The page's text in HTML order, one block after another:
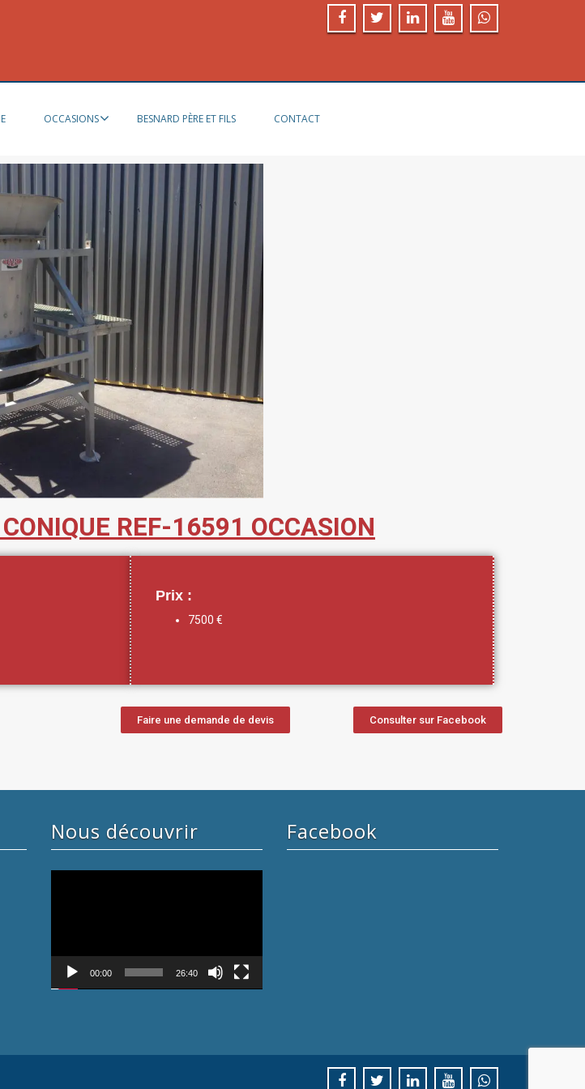
OCCASIONS BESNARD PÈRE ET FILS CONTACT
REF-16591 OCCASION
Prix :
7500 €
Faire une demande de devis Consulter sur Facebook
Nous découvrir
00:00 26:40
Facebook